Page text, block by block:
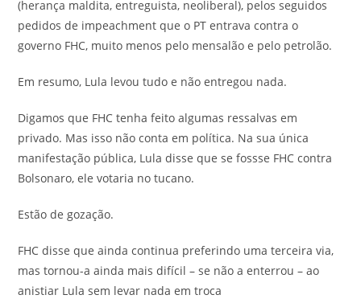
(herança maldita, entreguista, neoliberal), pelos seguidos
pedidos de impeachment que o PT entrava contra o
governo FHC, muito menos pelo mensalão e pelo petrolão.
Em resumo, Lula levou tudo e não entregou nada.
Digamos que FHC tenha feito algumas ressalvas em
privado. Mas isso não conta em política. Na sua única
manifestação pública, Lula disse que se fossse FHC contra
Bolsonaro, ele votaria no tucano.
Estão de gozação.
FHC disse que ainda continua preferindo uma terceira via,
mas tornou-a ainda mais difícil – se não a enterrou – ao
anistiar Lula sem levar nada em troca